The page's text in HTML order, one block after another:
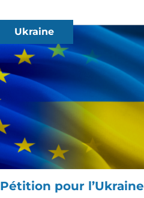
Ukraine
Pétition pour l’Ukraine